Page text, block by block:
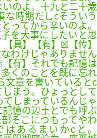
のよ。十九と二十歳
な時期だしcそういう
ってから辛いのよ。
を大事にしたいと思
具】【有】☒【传】
わけじゃありません
有】それでも記憶は
くのことを既に忘れ
文章を書いているとc
まう。ひょっとして
しまっているんじゃ
憶の辺土とでも呼ぶ
そこにつもってやわ
あるまいかcと。